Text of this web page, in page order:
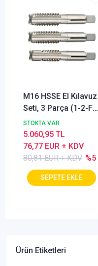
M16 HSSE El Kılavuz
Seti, 3 Parça (1-2-F),
, 6HX, Düz Kanallı,
DIN 352, Paslanmaz
Çelik (Inox) İçin
STOKTA VAR
80,81 EUR + KDV %5
76,77 EUR + KDV
5.060,95 TL
Ürün Etiketleri